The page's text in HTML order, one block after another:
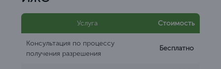
Услуга Стоимость
Консультация по процессу
получения разрешения
Бесплатно